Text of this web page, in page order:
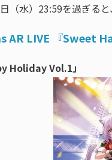
（水）23:59を過ぎると
AR LIVE 『Sweet
Holiday Vol.1」